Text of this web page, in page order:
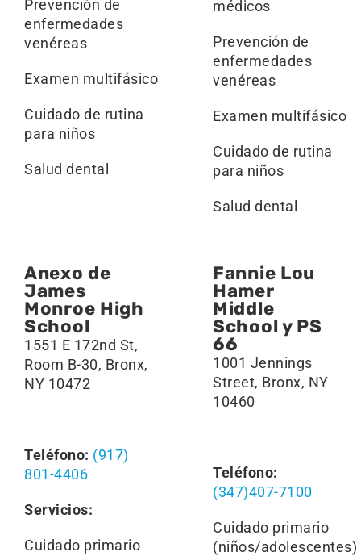
Prevención de
enfermedades
venéreas
Examen multifásico
Cuidado de rutina
para niños
Salud dental
médicos
Prevención de
enfermedades
venéreas
Examen multifásico
Cuidado de rutina
para niños
Salud dental
Anexo de
James
Monroe High
School
1551 E 172nd St,
Room B-30, Bronx,
NY 10472
Teléfono: (917)
801-4406
Servicios:
Cuidado primario
Fannie Lou
Hamer
Middle
School y PS
66
1001 Jennings
Street, Bronx, NY
10460
Teléfono:
(347)407-7100
Cuidado primario
(niños/adolescentes)